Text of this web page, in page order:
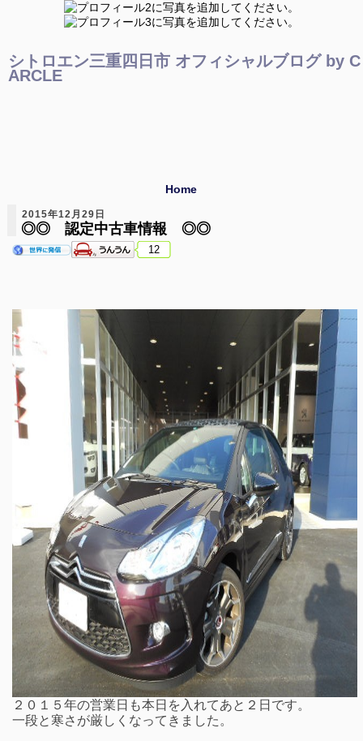
シトロエン三重四日市 オフィシャルブログ by C
ARCLE
Home
2015年12月29日
◎◎ 認定中古車情報 ◎◎
12
２０１５年の営業日も本日を入れてあと２日です。
一段と寒さが厳しくなってきました。